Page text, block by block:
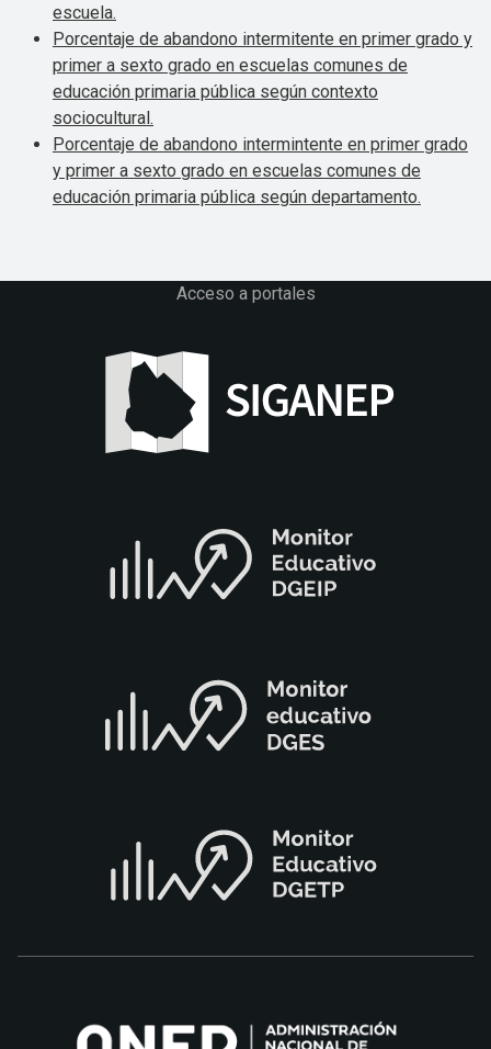
escuela.
Porcentaje de abandono intermitente en primer grado y
primer a sexto grado en escuelas comunes de
educación primaria pública según contexto
sociocultural.
Porcentaje de abandono intermintente en primer grado
y primer a sexto grado en escuelas comunes de
educación primaria pública según departamento.
Acceso a portales